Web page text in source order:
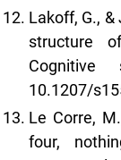
Lakoff, G.,
structure
10.1207/
Le Corre,
four,